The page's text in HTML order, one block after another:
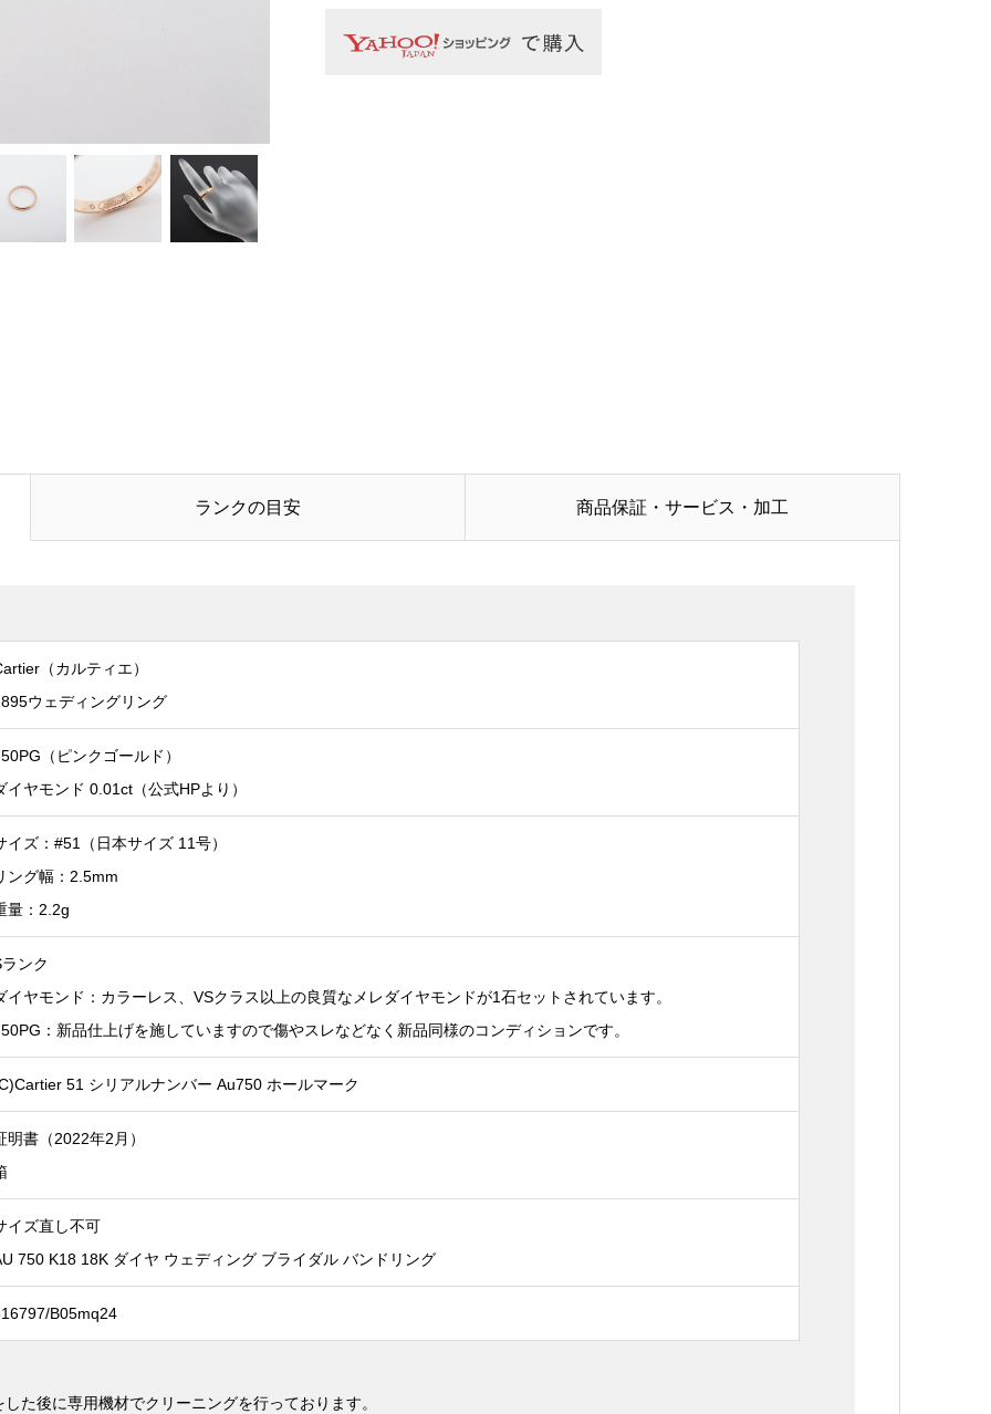
ランクの目安 商品保証・サービス・加工
た後に専用機材でクリーニングを行っております。
（カルティエ）
ウェディングリング
（ピンクゴールド）
イヤモンド 0.01ct（公式HPより）
イズ：#51（日本サイズ 11号）
ング幅：2.5mm
量：2.2g
ンク
イヤモンド：カラーレス、VSクラス以上の良質なメレダイヤモンドが1石セットされています。
：新品仕上げを施していますので傷やスレなどなく新品同様のコンディションです。
51 シリアルナンバー Au750 ホールマーク
明書（2022年2月）
イズ直し不可
750 K18 18K ダイヤ ウェディング ブライダル バンドリング
B05mq24